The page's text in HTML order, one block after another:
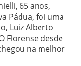
65 anos,
Pádua, foi uma
Luiz Alberto
Florense desde
na melhor